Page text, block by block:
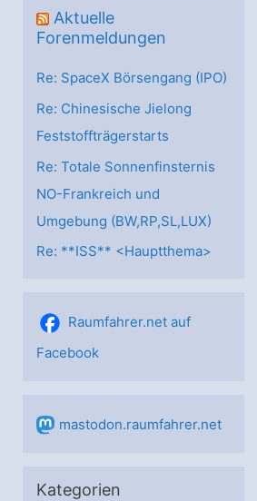
Aktuelle
Forenmeldungen
Re: SpaceX Börsengang (IPO)
Re: Chinesische Jielong
Feststoffträgerstarts
Re: Totale Sonnenfinsternis
NO-Frankreich und
Umgebung (BW,RP,SL,LUX)
Re: **ISS** <Hauptthema>
Raumfahrer.net auf
Facebook
mastodon.raumfahrer.net
Kategorien